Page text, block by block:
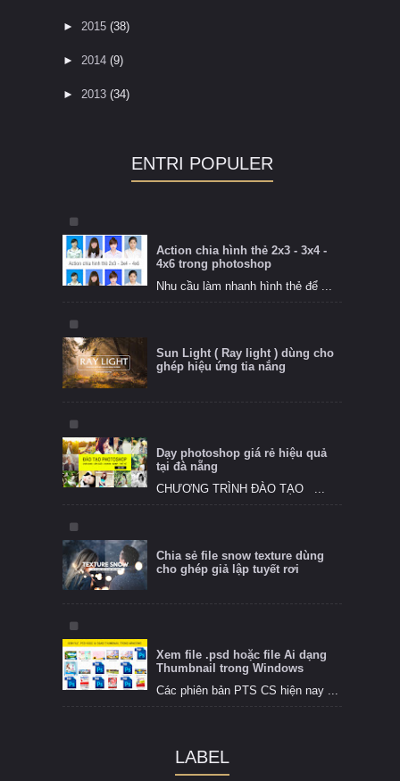
► 2015 (38)
► 2014 (9)
► 2013 (34)
ENTRI POPULER
Action chia hình thẻ 2x3 - 3x4 -
4x6 trong photoshop
Nhu cầu làm nhanh hình thẻ để ...
Sun Light ( Ray light ) dùng cho
ghép hiệu ứng tia nắng
Dạy photoshop giá rẻ hiệu quả
tại đà nẵng
CHƯƠNG TRÌNH ĐÀO TẠO ...
Chia sẻ file snow texture dùng
cho ghép giả lập tuyết rơi
Xem file .psd hoặc file Ai dạng
Thumbnail trong Windows
Các phiên bản PTS CS hiện nay ...
LABEL